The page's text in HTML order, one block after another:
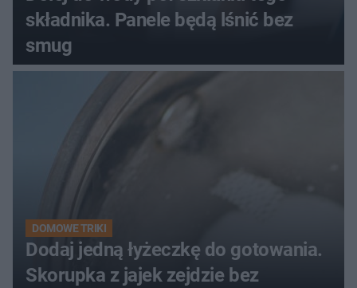
składnika. Panele będą lśnić bez
smug
DOMOWE TRIKI
Dodaj jedną łyżeczkę do gotowania.
Skorupka z jajek zejdzie bez